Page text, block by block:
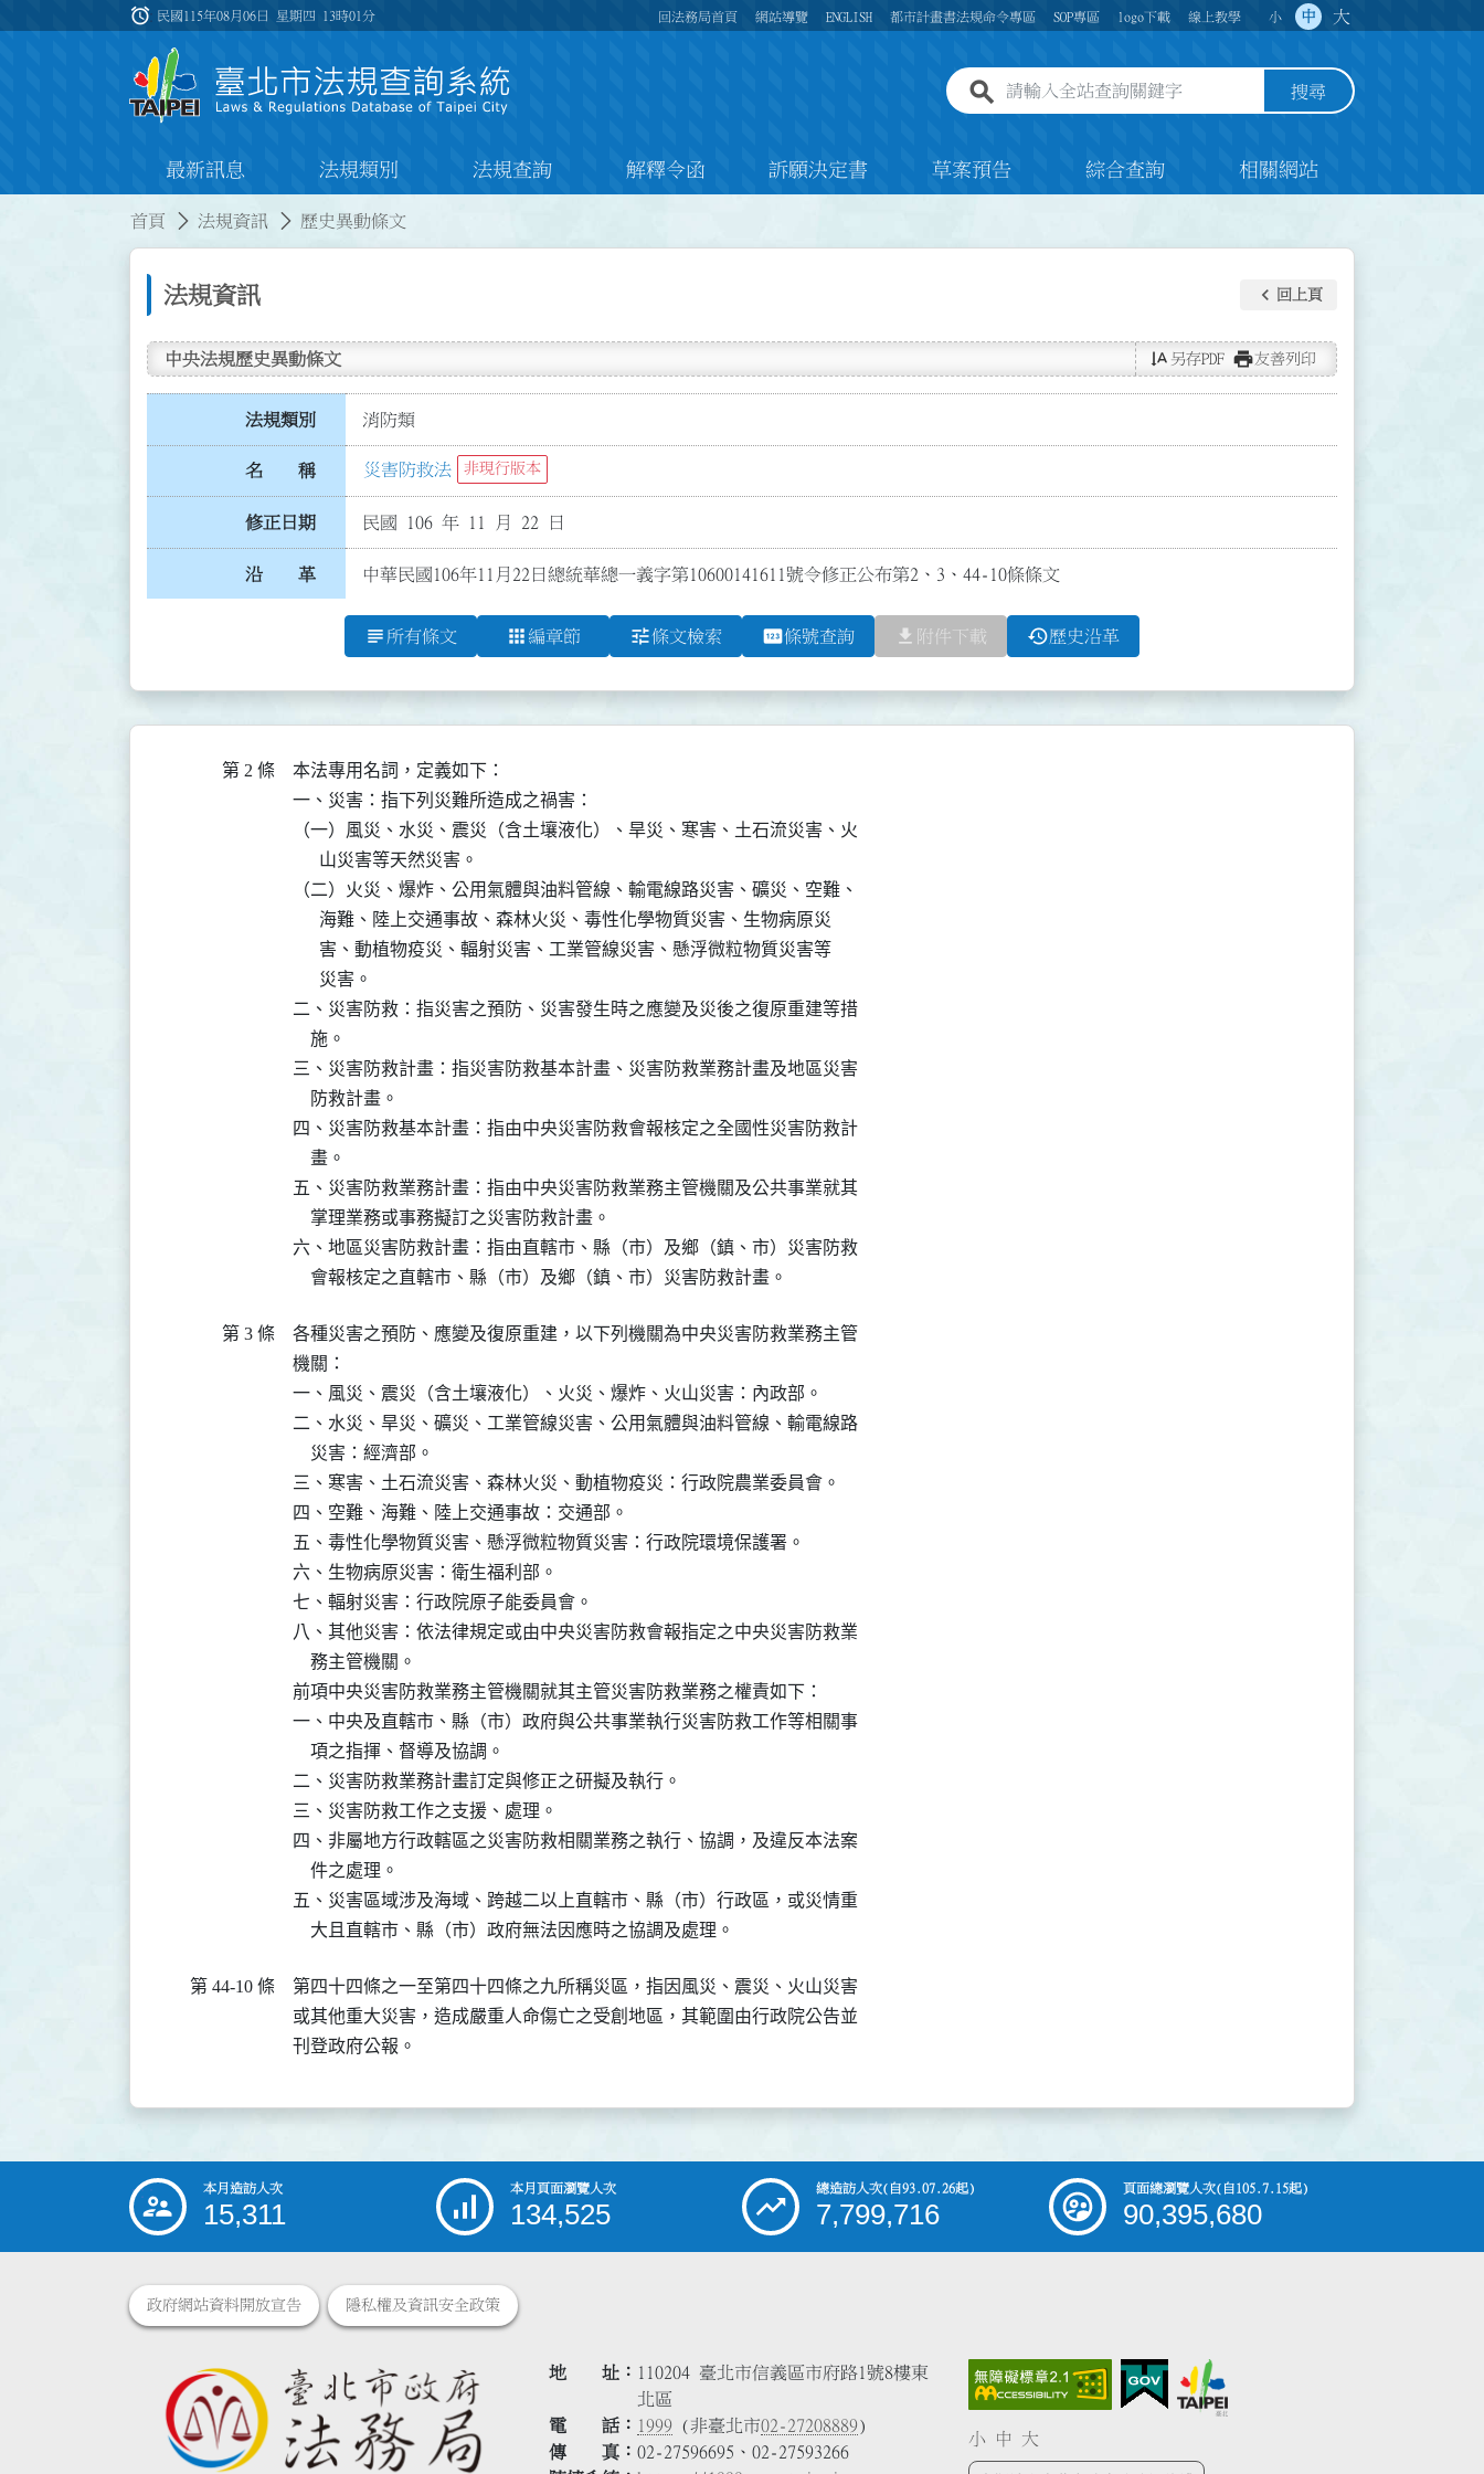
:::
alarm 民國115年08月06日 星期四 13時01分 回法務局首頁 網站導覽 ENGLISH 都市計畫書法規命令專區 SOP專區 logo下載 線上教學 小 中 大
全站查詢關鍵字欄位 搜尋
最新訊息 法規類別 法規查詢 解釋令函 訴願決定書 草案預告 綜合查詢 相關網站
首頁 法規資訊 歷史異動條文
法規資訊 keyboard_arrow_left 回上頁
中央法規歷史異動條文 text_rotate_vertical 另存PDF print友善列印
法規類別 消防類
名 稱 災害防救法 非現行版本
修正日期 民國 106 年 11 月 22 日
沿 革 中華民國106年11月22日總統華總一義字第10600141611號令修正公布第2、3、44-10條條文
subject 所有條文 apps 編章節 tune條文檢索 pin條號查詢 file_download 附件下載 history歷史沿革
第 2 條
本法專用名詞，定義如下：
一、災害：指下列災難所造成之禍害：
（一）風災、水災、震災（含土壤液化）、旱災、寒害、土石流災害、火
      山災害等天然災害。
（二）火災、爆炸、公用氣體與油料管線、輸電線路災害、礦災、空難、
      海難、陸上交通事故、森林火災、毒性化學物質災害、生物病原災
      害、動植物疫災、輻射災害、工業管線災害、懸浮微粒物質災害等
      災害。
二、災害防救：指災害之預防、災害發生時之應變及災後之復原重建等措
    施。
三、災害防救計畫：指災害防救基本計畫、災害防救業務計畫及地區災害
    防救計畫。
四、災害防救基本計畫：指由中央災害防救會報核定之全國性災害防救計
    畫。
五、災害防救業務計畫：指由中央災害防救業務主管機關及公共事業就其
    掌理業務或事務擬訂之災害防救計畫。
六、地區災害防救計畫：指由直轄市、縣（市）及鄉（鎮、市）災害防救
    會報核定之直轄市、縣（市）及鄉（鎮、市）災害防救計畫。
第 3 條
各種災害之預防、應變及復原重建，以下列機關為中央災害防救業務主管
機關：
一、風災、震災（含土壤液化）、火災、爆炸、火山災害：內政部。
二、水災、旱災、礦災、工業管線災害、公用氣體與油料管線、輸電線路
    災害：經濟部。
三、寒害、土石流災害、森林火災、動植物疫災：行政院農業委員會。
四、空難、海難、陸上交通事故：交通部。
五、毒性化學物質災害、懸浮微粒物質災害：行政院環境保護署。
六、生物病原災害：衛生福利部。
七、輻射災害：行政院原子能委員會。
八、其他災害：依法律規定或由中央災害防救會報指定之中央災害防救業
    務主管機關。
前項中央災害防救業務主管機關就其主管災害防救業務之權責如下：
一、中央及直轄市、縣（市）政府與公共事業執行災害防救工作等相關事
    項之指揮、督導及協調。
二、災害防救業務計畫訂定與修正之研擬及執行。
三、災害防救工作之支援、處理。
四、非屬地方行政轄區之災害防救相關業務之執行、協調，及違反本法案
    件之處理。
五、災害區域涉及海域、跨越二以上直轄市、縣（市）行政區，或災情重
    大且直轄市、縣（市）政府無法因應時之協調及處理。
第 44-10 條
第四十四條之一至第四十四條之九所稱災區，指因風災、震災、火山災害
或其他重大災害，造成嚴重人命傷亡之受創地區，其範圍由行政院公告並
刊登政府公報。
::: 本月造訪人次
15,311
本月頁面瀏覽人次
134,525
總造訪人次(自93.07.26起)
7,799,716
頁面總瀏覽人次(自105.7.15起)
90,395,680
政府網站資料開放宣告 隱私權及資訊安全政策
地 址
110204 臺北市信義區市府路1號8樓東
北區
電 話
1999 (非臺北市02-27208889)
傳 真
02-27596695、02-27593266
小 中 大